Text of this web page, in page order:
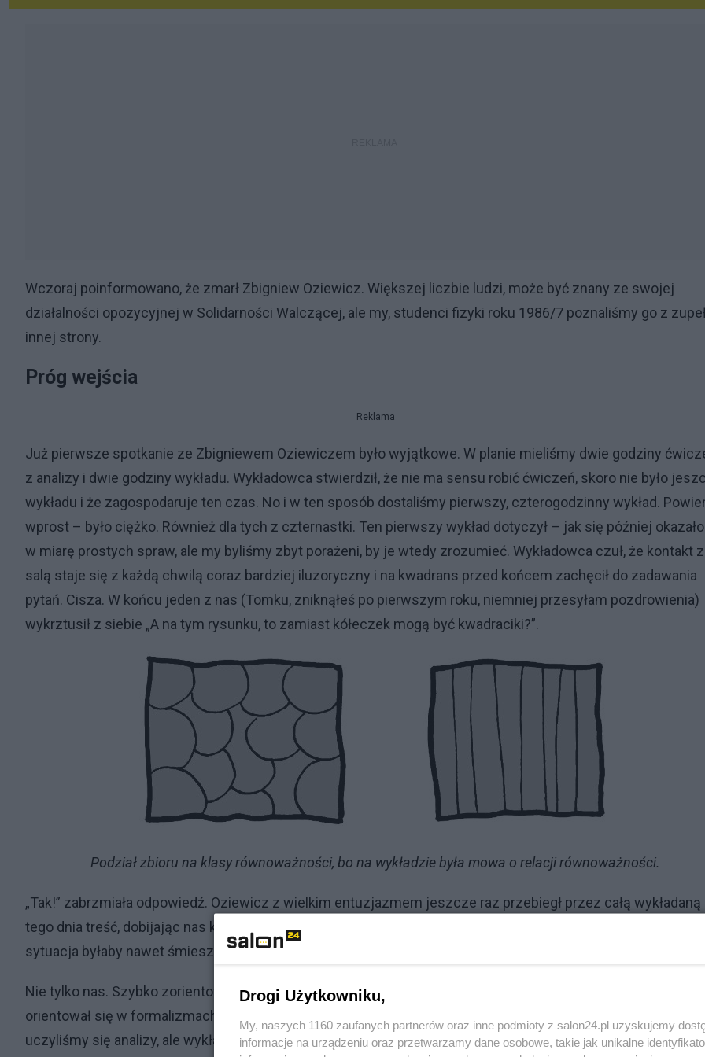
Wczoraj poinformowano, że zmarł Zbigniew Oziewicz. Większej liczbie ludzi, może być znany ze swojej
działalności opozycyjnej w Solidarności Walczącej, ale my, studenci fizyki roku 1986/7 poznaliśmy go z
innej strony.
Próg wejścia
Reklama
Już pierwsze spotkanie ze Zbigniewem Oziewiczem było wyjątkowe. W planie mieliśmy dwie godziny
z analizy i dwie godziny wykładu. Wykładowca stwierdził, że nie ma sensu robić ćwiczeń, skoro nie było
wykładu i że zagospodaruje ten czas. No i w ten sposób dostaliśmy pierwszy, czterogodzinny wykład.
wprost – było ciężko. Również dla tych z czternastki. Ten pierwszy wykład dotyczył – jak się później
w miarę prostych spraw, ale my byliśmy zbyt porażeni, by je wtedy zrozumieć. Wykładowca czuł, że kontakt z
salą staje się z każdą chwilą coraz bardziej iluzoryczny i na kwadrans przed końcem zachęcił do zadawania
pytań. Cisza. W końcu jeden z nas (Tomku, zniknąłeś po pierwszym roku, niemniej przesyłam pozdrowienia)
wykrztusił z siebie „A na tym rysunku, to zamiast kółeczek mogą być kwadraciki?”.
Podział zbioru na klasy równoważności, bo na wykładzie była mowa o relacji równoważności.
„Tak!” zabrzmiała odpowiedź. Oziewicz z wielkim entuzjazmem jeszcze raz przebiegł przez całą wykładaną
tego dnia treść, dobijając nas kompletnie. Gdyby nie to, że za pół roku mieliśmy zdawać z tego egzamin, cała
sytuacja byłaby nawet śmieszna. Ale nas przerażała.
Nie tylko nas. Szybko zorientowaliśmy się, że ćwiczeniowcy też są nieco zagubieni. Może oprócz dr Rytela,
orientował się w formalizmach serwowanych przez profesora i dr Borowca – współpracownika Oziewicza.
uczyliśmy się analizy, ale wykładany materiał odpowiadał raczej geometrii różniczkowej. Nie było limesów,
Drogi Użytkowniku,
My, naszych 1160 zaufanych partnerów oraz inne podmioty z salon24.pl uzyskujemy
informacje na urządzeniu oraz przetwarzamy dane osobowe, takie jak unikalne